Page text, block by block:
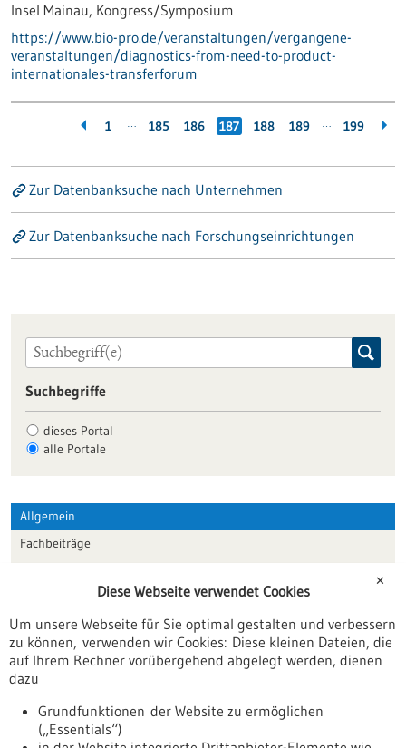
Insel Mainau, Kongress/Symposium
https://www.bio-pro.de/veranstaltungen/vergangene-
veranstaltungen/diagnostics-from-need-to-product-
internationales-transferforum
1 … 185 186 187 188 189 … 199
Zur Datenbanksuche nach Unternehmen
Zur Datenbanksuche nach Forschungseinrichtungen
Suchbegriffe
dieses Portal
alle Portale
Allgemein
Fachbeiträge
Veranstaltungen
Erscheinungsdatum
✕
Diese Webseite verwendet Cookies
Um unsere Webseite für Sie optimal gestalten und verbessern
zu können, verwenden wir Cookies: Diese kleinen Dateien, die
auf Ihrem Rechner vorübergehend abgelegt werden, dienen
dazu
Grundfunktionen der Website zu ermöglichen
(„Essentials“)